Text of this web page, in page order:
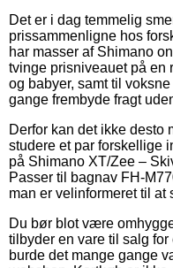
Det er i dag temmelig
prissammenligne hos
har masser af Shimano
tvinge prisniveauet på en
og babyer, samt til
gange frembyde fragt
Derfor kan det ikke
studere et par forskellige
på Shimano XT/Zee –
Passer til bagnav FH-
man er velinformeret til at
Du bør blot være
tilbyder en vare til salg
burde det mange gange